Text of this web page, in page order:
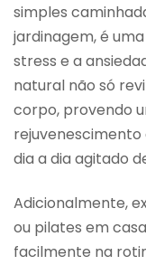
simples
jardinagem, é
stress e a
natural não só
corpo, provendo
rejuvenescimento
dia a dia agitado
Adicionalmente,
ou pilates em
facilmente na